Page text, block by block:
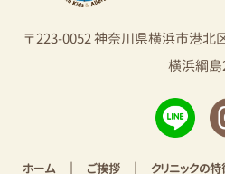
〒223-0052 神奈川県横浜市港北
横浜綱島
ホーム| ご挨拶| クリニックの